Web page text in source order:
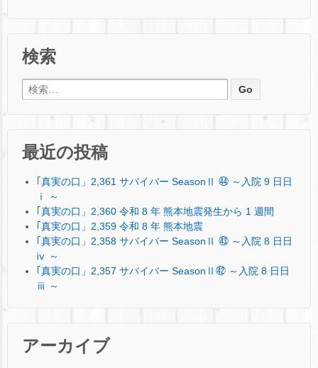
検索
検索:
最近の投稿
｢真実の口」2,361 サバイバー SeasonⅡ ㊹ ～入院 9 日日
ⅰ ～
｢真実の口」2,360 令和 8 年 熊本地震発生から 1 週間
｢真実の口」2,359 令和 8 年 熊本地震
｢真実の口」2,358 サバイバー SeasonⅡ ㊸ ～入院 8 日日
ⅳ ～
｢真実の口」2,357 サバイバー SeasonⅡ㊷ ～入院 8 日日
ⅲ ～
アーカイブ